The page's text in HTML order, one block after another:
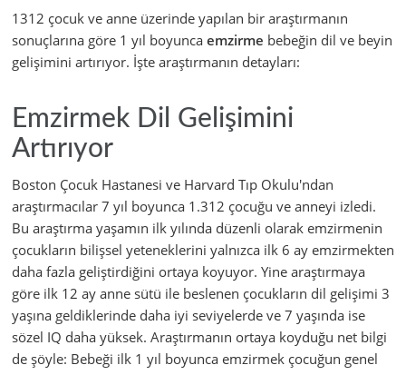
1312 çocuk ve anne üzerinde yapılan bir araştırmanın
sonuçlarına göre 1 yıl boyunca emzirme bebeğin dil ve beyin
gelişimini artırıyor. İşte araştırmanın detayları:
Emzirmek Dil Gelişimini
Artırıyor
Boston Çocuk Hastanesi ve Harvard Tıp Okulu'ndan
araştırmacılar 7 yıl boyunca 1.312 çocuğu ve anneyi izledi.
Bu araştırma yaşamın ilk yılında düzenli olarak emzirmenin
çocukların bilişsel yeteneklerini yalnızca ilk 6 ay emzirmekten
daha fazla geliştirdiğini ortaya koyuyor. Yine araştırmaya
göre ilk 12 ay anne sütü ile beslenen çocukların dil gelişimi 3
yaşına geldiklerinde daha iyi seviyelerde ve 7 yaşında ise
sözel IQ daha yüksek. Araştırmanın ortaya koyduğu net bilgi
de şöyle: Bebeği ilk 1 yıl boyunca emzirmek çocuğun genel